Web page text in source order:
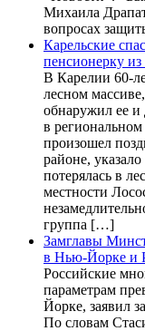
Михаила
вопросах
Карельские
пенсионерку из
В Карелии 60-
лесном
обнаружил ее и
в
произошел
районе,
потерялась в
местности
группа […]
Замглавы
в Нью-Йорке и
Российские
параметрам
Йорке, заявил
По словам